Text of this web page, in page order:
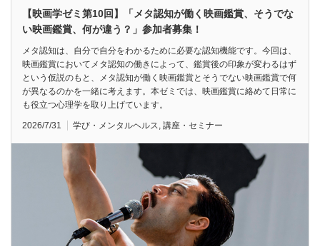
【映画学ゼミ第10回】「メタ認知が働く映画鑑賞、そうでな
い映画鑑賞、何が違う？」参加者募集！
メタ認知は、自分で自分をわかるために必要な認知機能です。今回は、
映画鑑賞においてメタ認知の働きによって、鑑賞後の印象が変わるはず
という仮説のもと、メタ認知が働く映画鑑賞とそうでない映画鑑賞で何
が異なるのかを一緒に考えます。本ゼミでは、映画鑑賞に絡めて日常に
も役立つ心理学を取り上げています。
2026/7/31 学び・メンタルヘルス, 講座・セミナー